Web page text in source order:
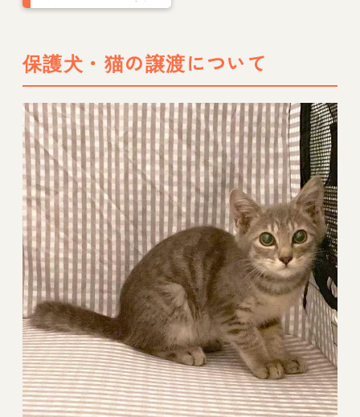
を！ マッチングサ
度診断」リリース
保護犬・猫の譲渡について